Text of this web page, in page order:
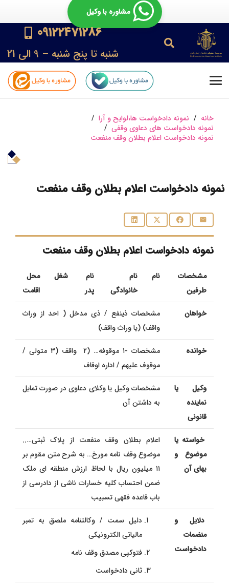
مشاوره با وکیل
09122471286
شنبه تا پنج شنبه – 9 الی 21
خانه / نمونه دادخواست ها،لوایح و آرا /
نمونه دادخواست های دعاوی وقفی /
نمونه دادخواست اعلام بطلان وقف منفعت
نمونه دادخواست اعلام بطلان وقف منفعت
نمونه دادخواست اعلام بطلان وقف منفعت
مشخصات
طرفین
نام
نام
خانوادگی
نام
پدر
شغل
محل
اقامت
خواهان
مشخصات ذينفع / ذى مدخل ( احد از وراث
واقف) (یا وراث واقف)
خوانده
مشخصات -۱ موقوفه… (۲ واقف (۳ متولی /
موقوف علیهم / اداره اوقاف
وکیل یا
نماینده
قانونی
مشخصات وكیل یا وکلای دعاوی در صورت تمایل
به داشتن آن
خواسته یا
موضوع و
بهای آن
اعلام بطلان وقف منفعت از پلاک ثبتی…..
موضوع وقف نامه مورخ… به شرح متن مقوم بر
۱۱ میلیون ریال با لحاظ ارزش منطقه ای ملک
ضمن احتساب کلیه خسارات ناشی از دادرسی از
باب قاعده فقهی تسبیب
دلایل و
منضمات
دادخواست
دلیل سمت / وكالتنامه ملصق به تمبر
مالیاتی الکترونیکی
فتوکپی مصدق وقف نامه
ثانی دادخواست